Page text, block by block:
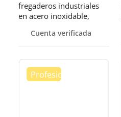
fregaderos industriales
en acero inoxidable,
Cuenta verificada